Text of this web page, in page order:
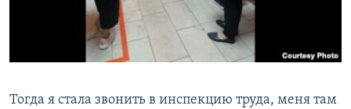
Тогда я стала звонить в инспекцию труда, меня там